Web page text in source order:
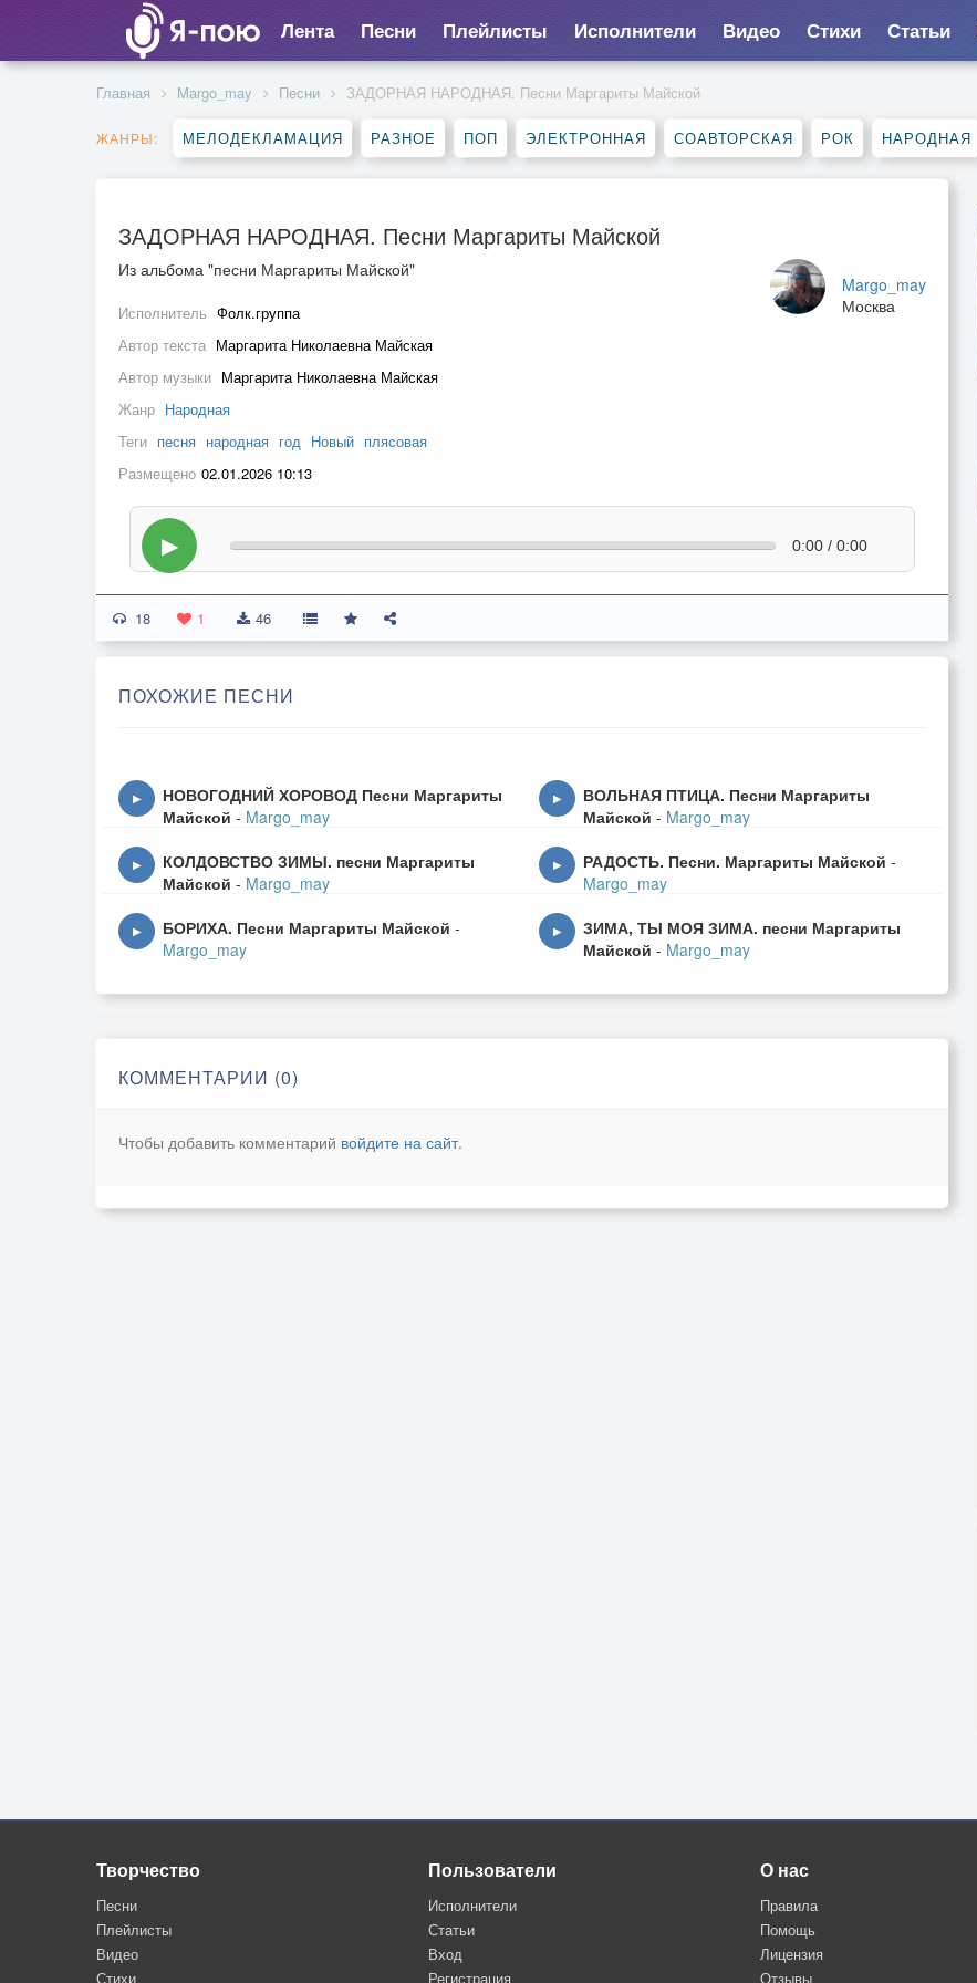
Лента Песни Плейлисты Исполнители Видео Стихи Статьи
Главная Margo_may Песни ЗАДОРНАЯ НАРОДНАЯ. Песни Маргариты Майской
ЖАНРЫ: МЕЛОДЕКЛАМАЦИЯ РАЗНОЕ ПОП ЭЛЕКТРОННАЯ СОАВТОРСКАЯ РОК НАРОДНАЯ
ЗАДОРНАЯ НАРОДНАЯ. Песни Маргариты Майской
Margo_may
Москва
Из альбома "песни Маргариты Майской"
Исполнитель Фолк.группа
Автор текста Маргарита Николаевна Майская
Автор музыки Маргарита Николаевна Майская
Жанр Народная
Теги песня народная год Новый плясовая
Размещено 02.01.2026 10:13
▶ 0:00 / 0:00
18 1 46
ПОХОЖИЕ ПЕСНИ
▶
НОВОГОДНИЙ ХОРОВОД Песни Маргариты
Майской - Margo_may
▶
ВОЛЬНАЯ ПТИЦА. Песни Маргариты
Майской - Margo_may
▶
КОЛДОВСТВО ЗИМЫ. песни Маргариты
Майской - Margo_may
▶ РАДОСТЬ. Песни. Маргариты Майской -
Margo_may
▶ БОРИХА. Песни Маргариты Майской -
Margo_may
▶
ЗИМА, ТЫ МОЯ ЗИМА. песни Маргариты
Майской - Margo_may
КОММЕНТАРИИ (0)
Чтобы добавить комментарий войдите на сайт.
Творчество
Песни
Плейлисты
Видео
Стихи
Пользователи
Исполнители
Статьи
Вход
Регистрация
О нас
Правила
Помощь
Лицензия
Отзывы